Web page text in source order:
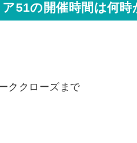
51の開催時間は何時
ククローズまで